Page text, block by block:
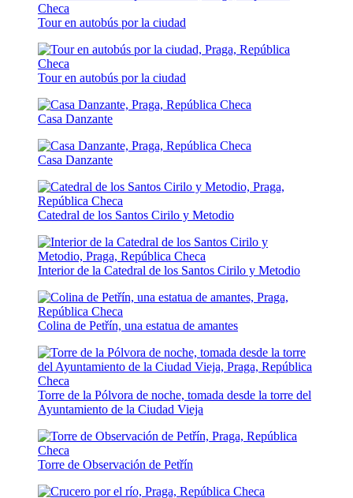
Tour en autobús por la ciudad
Tour en autobús por la ciudad
Casa Danzante
Casa Danzante
Catedral de los Santos Cirilo y Metodio
Interior de la Catedral de los Santos Cirilo y Metodio
Colina de Petřín, una estatua de amantes
Torre de la Pólvora de noche, tomada desde la torre del
Ayuntamiento de la Ciudad Vieja
Torre de Observación de Petřín